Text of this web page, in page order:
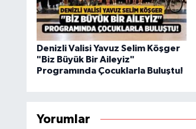
Denizli Valisi Yavuz Selim Köşger
"Biz Büyük Bir Aileyiz"
Programında Çocuklarla Buluştu!
Yorumlar